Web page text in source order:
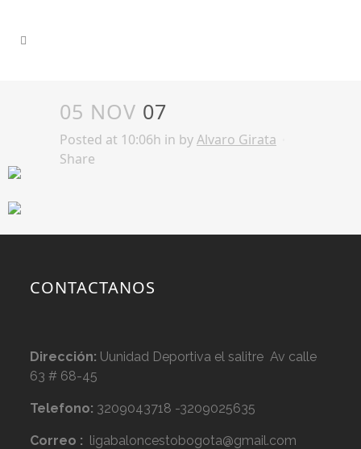
05 NOV 07
Posted at 10:06h in byAlvaro Girata
Share
CONTACTANOS
Dirección: Uunidad Deportiva el salitre Av calle
63 # 68-45
Telefono: 3209043718 -3209025635
Correo : ligabaloncestobogota@gmail.com